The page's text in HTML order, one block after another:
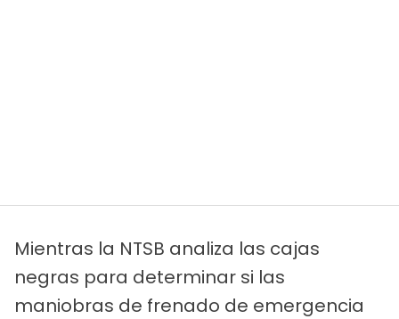
Mientras la NTSB analiza las cajas
negras para determinar si las
maniobras de frenado de emergencia